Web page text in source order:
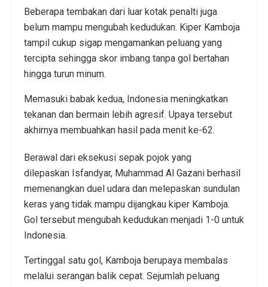
Beberapa tembakan dari luar kotak penalti juga
belum mampu mengubah kedudukan. Kiper Kamboja
tampil cukup sigap mengamankan peluang yang
tercipta sehingga skor imbang tanpa gol bertahan
hingga turun minum.
Memasuki babak kedua, Indonesia meningkatkan
tekanan dan bermain lebih agresif. Upaya tersebut
akhirnya membuahkan hasil pada menit ke-62.
Berawal dari eksekusi sepak pojok yang
dilepaskan Isfandyar, Muhammad Al Gazani berhasil
memenangkan duel udara dan melepaskan sundulan
keras yang tidak mampu dijangkau kiper Kamboja.
Gol tersebut mengubah kedudukan menjadi 1-0 untuk
Indonesia.
Tertinggal satu gol, Kamboja berupaya membalas
melalui serangan balik cepat. Sejumlah peluang